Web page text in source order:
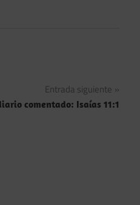
Entrada siguiente
comentado: Isaías 11:1